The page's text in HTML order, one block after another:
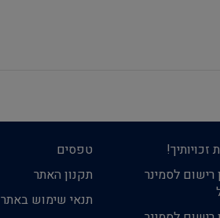
רישום לסמינר
טפסים
תקנון האתר
תנאי שימוש באתר